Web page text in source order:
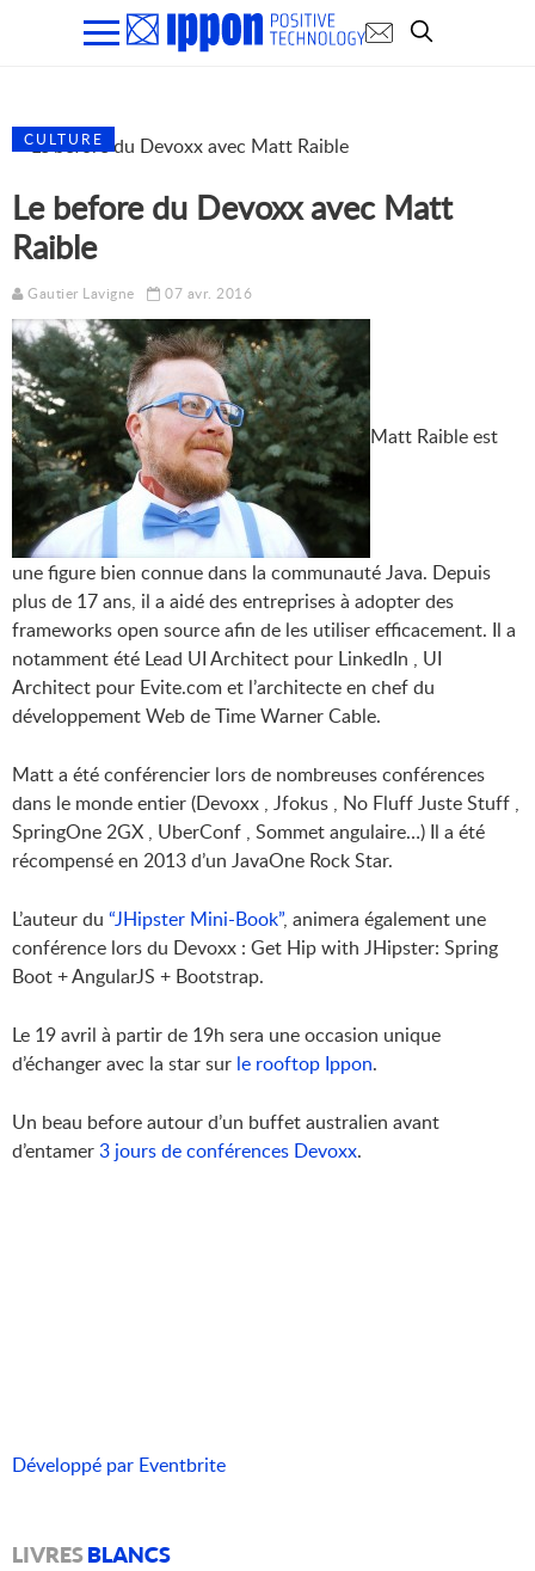
CULTURE
Le before du Devoxx avec Matt
Raible
Gautier Lavigne 07 avr. 2016
Matt Raible est
une figure bien connue dans la communauté Java. Depuis
plus de 17 ans, il a aidé des entreprises à adopter des
frameworks open source afin de les utiliser efficacement. Il a
notamment été Lead UI Architect pour LinkedIn , UI
Architect pour Evite.com et l’architecte en chef du
développement Web de Time Warner Cable.
Matt a été conférencier lors de nombreuses conférences
dans le monde entier (Devoxx , Jfokus , No Fluff Juste Stuff ,
SpringOne 2GX , UberConf , Sommet angulaire…) Il a été
récompensé en 2013 d’un JavaOne Rock Star.
L’auteur du “JHipster Mini-Book”, animera également une
conférence lors du Devoxx : Get Hip with JHipster: Spring
Boot + AngularJS + Bootstrap.
Le 19 avril à partir de 19h sera une occasion unique
d’échanger avec la star sur le rooftop Ippon.
Un beau before autour d’un buffet australien avant
d’entamer3 jours de conférences Devoxx.
Développé par Eventbrite
LIVRESBLANCS